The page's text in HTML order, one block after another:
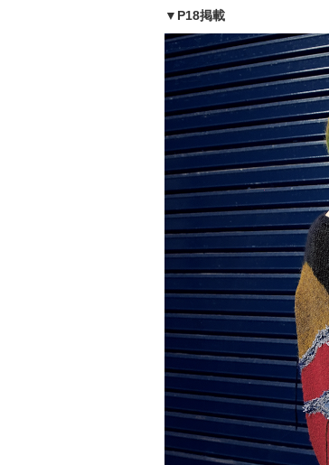
▼P18掲載